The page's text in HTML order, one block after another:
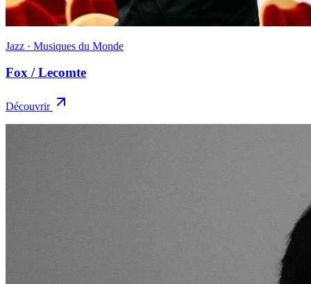
Jazz · Musiques du Monde
Fox / Lecomte
Découvrir